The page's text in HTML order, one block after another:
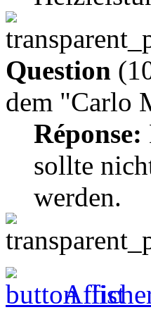
Question
dem "Carlo
Réponse:
sollte
werden.